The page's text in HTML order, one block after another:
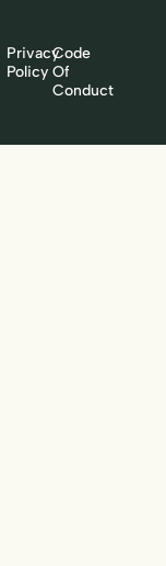
Privacy
Policy
Code
Of
Conduct